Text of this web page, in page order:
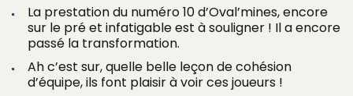
La prestation du numéro 10 d’Oval’mines, encore
sur le pré et infatigable est à souligner ! Il a encore
passé la transformation.
Ah c’est sur, quelle belle leçon de cohésion
d’équipe, ils font plaisir à voir ces joueurs !